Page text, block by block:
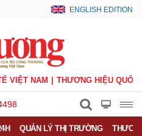
ENGLISH EDITION
VIỆT NAM THƯƠNG HIỆU QUỐC
QUẢN LÝ THỊ TRƯỜNG